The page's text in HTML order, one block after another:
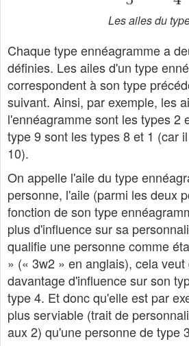
Les ailes du
Chaque type ennéagramme a
définies. Les ailes d'un type
correspondent à son type
suivant. Ainsi, par exemple, les
l'ennéagramme sont les types 2
type 9 sont les types 8 et 1 (car
10).
On appelle l'aile du type
personne, l'aile (parmi les deux
fonction de son type
plus d'influence sur sa
qualifie une personne comme
» (« 3w2 » en anglais), cela
davantage d'influence sur son
type 4. Et donc qu'elle est par
plus serviable (trait de
aux 2) qu'une personne de type